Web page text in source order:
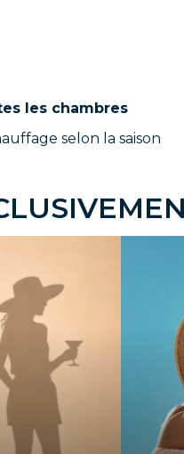
les chambres
selon la saison